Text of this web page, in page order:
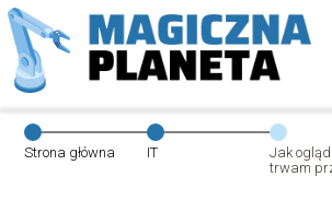
Strona główna IT
Jak
trwam